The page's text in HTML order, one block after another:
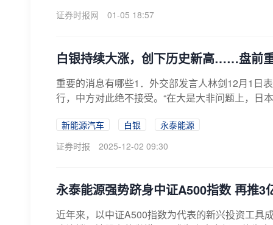
证券时报网
01-05 18:57
白银持续大涨，创下历史新高……盘前
重要的消息有哪些1．外交部发言人林剑12月1日
行，中方对此绝不接受。“在大是大非问题上，日
新能源汽车 白银
永泰能源
证券时报
2025-12-02 09:30
永泰能源强势跻身中证A500指数 再推
近年来，以中证A500指数为代表的新兴投资工具